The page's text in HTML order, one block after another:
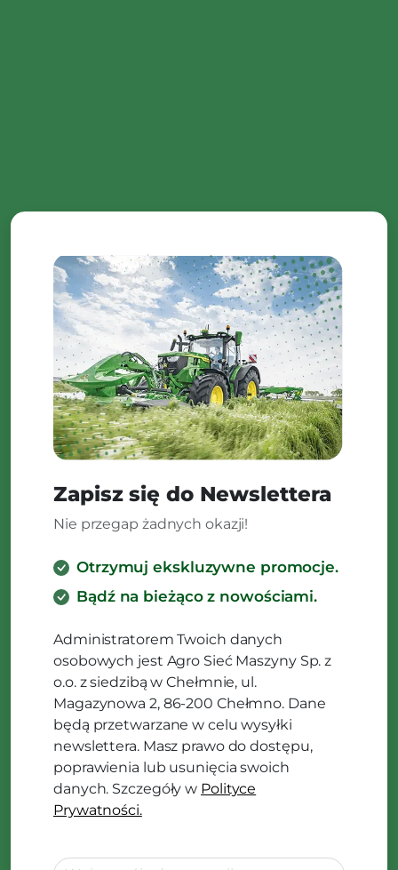
Zapisz się do Newslettera
Nie przegap żadnych okazji!
Otrzymuj ekskluzywne promocje.
Bądź na bieżąco z nowościami.
Administratorem Twoich danych
osobowych jest Agro Sieć Maszyny Sp. z
o.o. z siedzibą w Chełmnie, ul.
Magazynowa 2, 86-200 Chełmno. Dane
będą przetwarzane w celu wysyłki
newslettera. Masz prawo do dostępu,
poprawienia lub usunięcia swoich
danych. Szczegóły w Polityce
Prywatności.